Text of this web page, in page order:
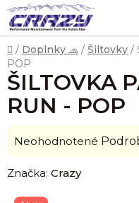
Prejsť
na
obsah
Domov
/ Doplnky 🧢 / Šiltovky /
POP
ŠILTOVKA
RUN - POP
Priemerné
produktu
Neohodnotené
Značka: Crazy